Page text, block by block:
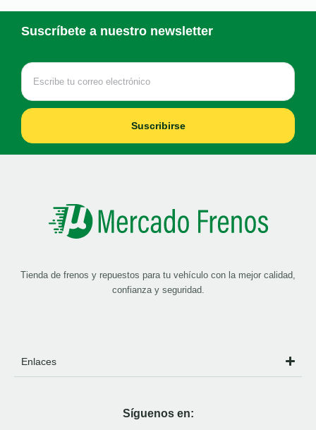
Suscríbete a nuestro newsletter
Suscribirse
Tienda de frenos y repuestos para tu vehículo con la mejor calidad,
confianza y seguridad.
Enlaces
Síguenos en: